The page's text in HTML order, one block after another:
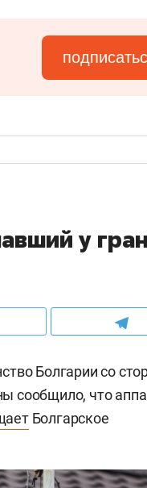
у
Болгарии со
сообщило, что
Болгарское